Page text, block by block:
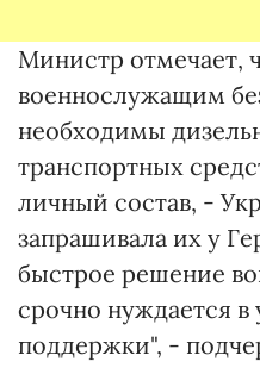
Министр отмечает,
военнослужащим
необходимы
транспортных
личный состав, -
запрашивала их у
быстрое решение
срочно нуждается в
поддержки", -